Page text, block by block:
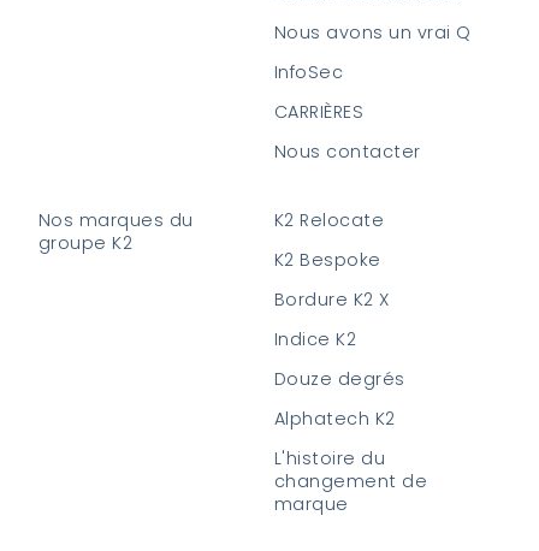
Nous avons un vrai Q
InfoSec
CARRIÈRES
Nous contacter
Nos marques du
groupe K2
K2 Relocate
K2 Bespoke
Bordure K2 X
Indice K2
Douze degrés
Alphatech K2
L'histoire du
changement de
marque